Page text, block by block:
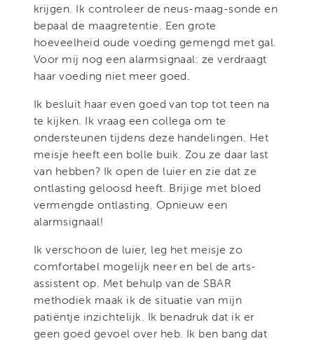
krijgen. Ik controleer de neus-maag-sonde en
bepaal de maagretentie. Een grote
hoeveelheid oude voeding gemengd met gal.
Voor mij nog een alarmsignaal: ze verdraagt
haar voeding niet meer goed.
Ik besluit haar even goed van top tot teen na
te kijken. Ik vraag een collega om te
ondersteunen tijdens deze handelingen. Het
meisje heeft een bolle buik. Zou ze daar last
van hebben? Ik open de luier en zie dat ze
ontlasting geloosd heeft. Brijige met bloed
vermengde ontlasting. Opnieuw een
alarmsignaal!
Ik verschoon de luier, leg het meisje zo
comfortabel mogelijk neer en bel de arts-
assistent op. Met behulp van de SBAR
methodiek maak ik de situatie van mijn
patiëntje inzichtelijk. Ik benadruk dat ik er
geen goed gevoel over heb. Ik ben bang dat